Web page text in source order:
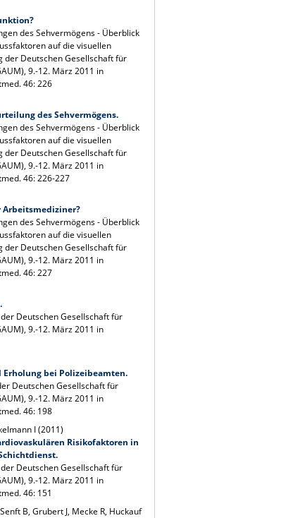
des Sehvermögens - Überblick
auf die visuellen
der Deutschen Gesellschaft für
9.-12. März 2011 in
46: 226
des Sehvermögens.
des Sehvermögens - Überblick
auf die visuellen
der Deutschen Gesellschaft für
9.-12. März 2011 in
46: 226-227
Arbeitsmediziner?
des Sehvermögens - Überblick
auf die visuellen
der Deutschen Gesellschaft für
9.-12. März 2011 in
46: 227
Deutschen Gesellschaft für
9.-12. März 2011 in
Erholung bei Polizeibeamten.
Deutschen Gesellschaft für
9.-12. März 2011 in
46: 198
I (2011)
Risikofaktoren in
Deutschen Gesellschaft für
9.-12. März 2011 in
46: 151
B, Grubert J, Mecke R, Huckauf